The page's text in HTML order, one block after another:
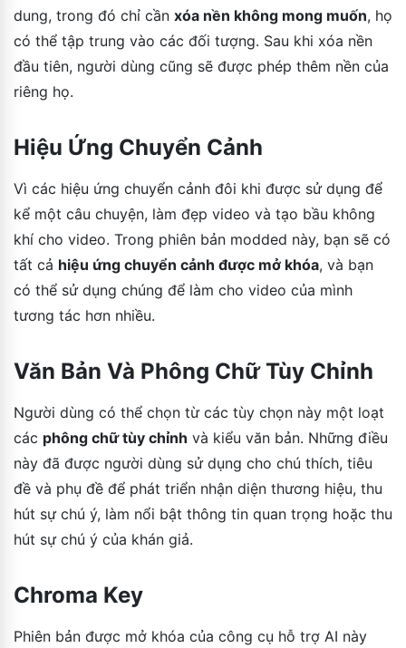
dung, trong đó chỉ cần xóa nền không mong muốn, họ
có thể tập trung vào các đối tượng. Sau khi xóa nền
đầu tiên, người dùng cũng sẽ được phép thêm nền của
riêng họ.
Hiệu Ứng Chuyển Cảnh
Vì các hiệu ứng chuyển cảnh đôi khi được sử dụng để
kể một câu chuyện, làm đẹp video và tạo bầu không
khí cho video. Trong phiên bản modded này, bạn sẽ có
tất cả hiệu ứng chuyển cảnh được mở khóa, và bạn
có thể sử dụng chúng để làm cho video của mình
tương tác hơn nhiều.
Văn Bản Và Phông Chữ Tùy Chỉnh
Người dùng có thể chọn từ các tùy chọn này một loạt
các phông chữ tùy chỉnh và kiểu văn bản. Những điều
này đã được người dùng sử dụng cho chú thích, tiêu
đề và phụ đề để phát triển nhận diện thương hiệu, thu
hút sự chú ý, làm nổi bật thông tin quan trọng hoặc thu
hút sự chú ý của khán giả.
Chroma Key
Phiên bản được mở khóa của công cụ hỗ trợ AI này